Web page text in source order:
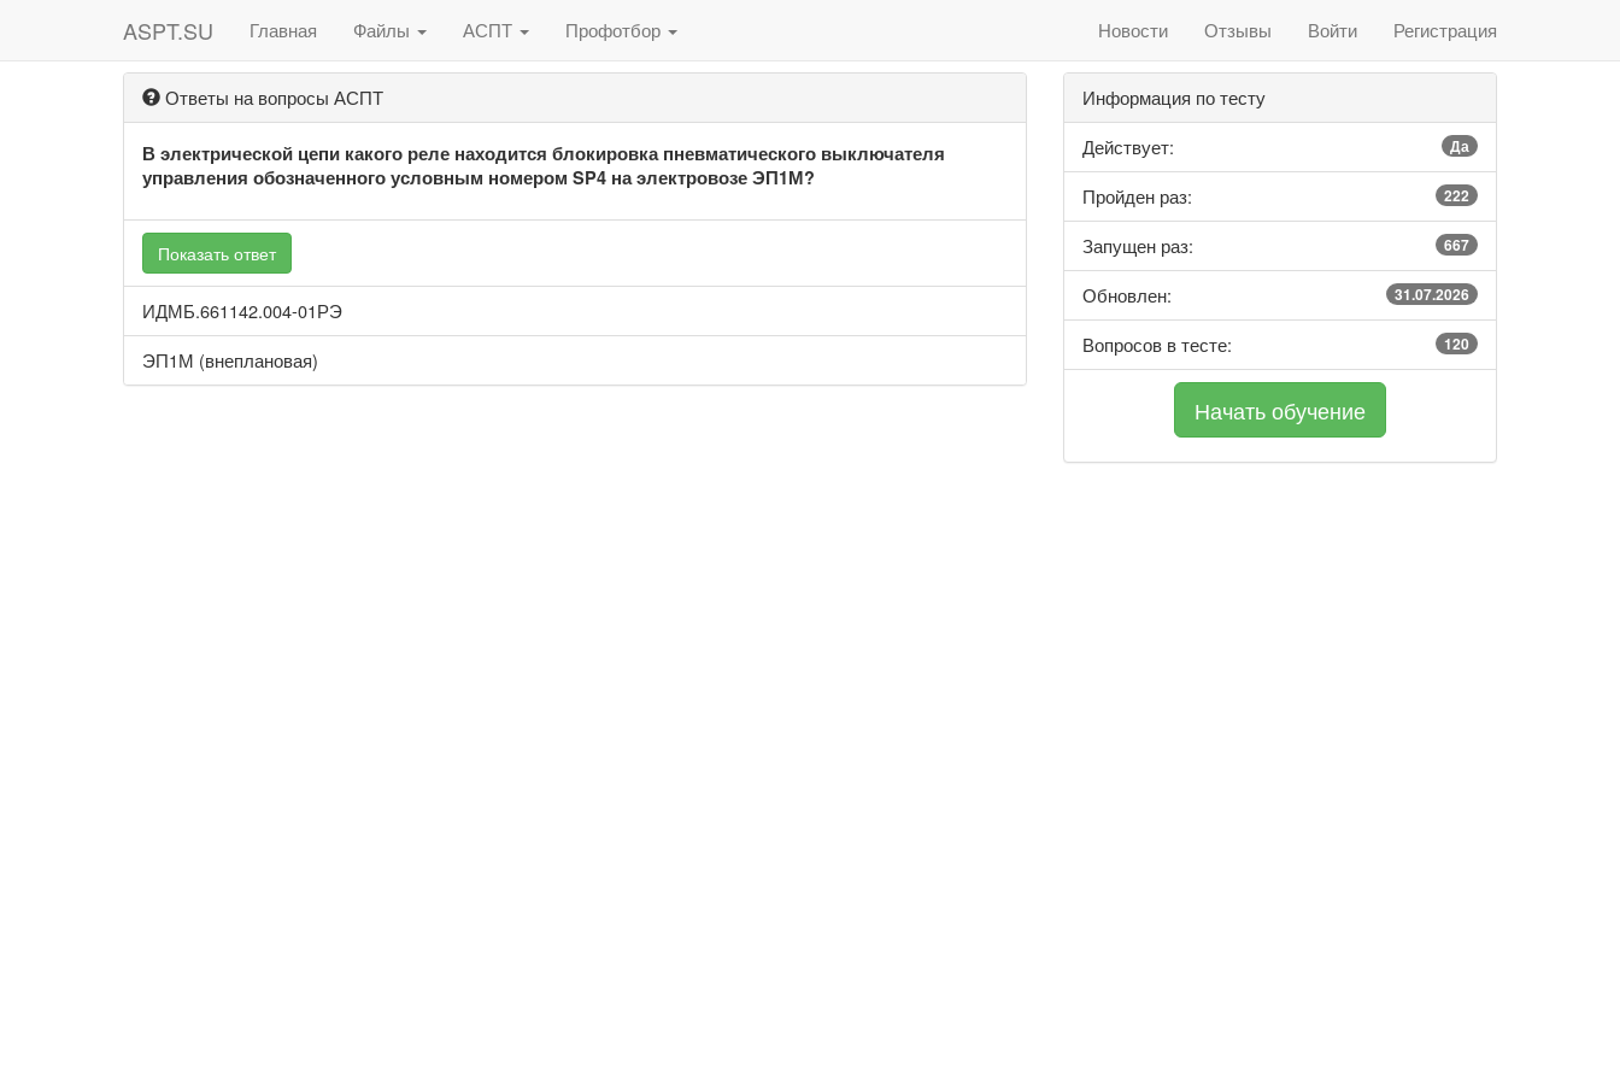
ASPT.SU Главная Файлы АСПТ Профотбор Новости Отзывы Войти Регистрация
Ответы на вопросы АСПТ
В электрической цепи какого реле находится блокировка пневматического выключателя
управления обозначенного условным номером SP4 на электровозе ЭП1М?
Показать ответ
ИДМБ.661142.004-01РЭ
ЭП1М (внеплановая)
Информация по тесту
Действует:
Да
Пройден раз: 222
Запущен раз: 667
Обновлен: 31.07.2026
Вопросов в тесте: 120